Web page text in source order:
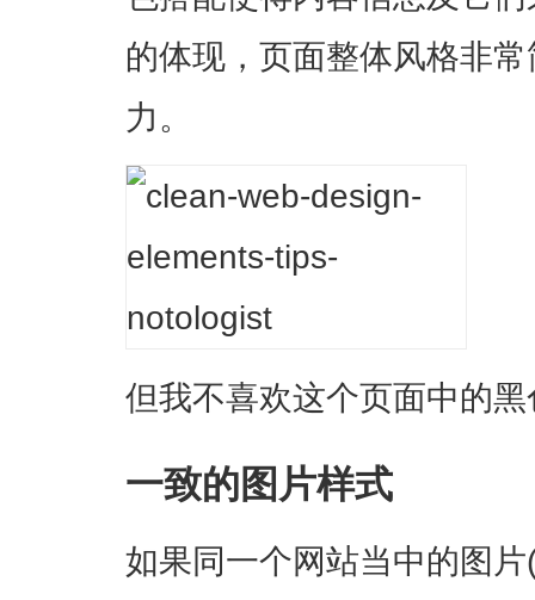
的体现，页面整体风格非
力。
但我不喜欢这个页面中的
一致的图片样式
如果同一个网站当中的图